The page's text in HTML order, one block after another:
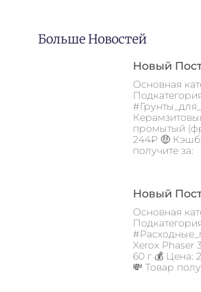
Больше Новостей
Новый Пост
Основная
промытый
244₽ 🤑
получите за:
Новый Пост
Основная
Xerox Phaser
60 г 💰 Цена:
💸 Товар